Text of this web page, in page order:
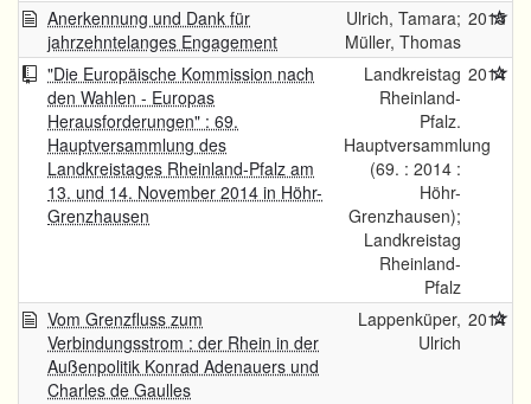
Anerkennung und Dank für
jahrzehntelanges Engagement
Ulrich, Tamara;
Müller, Thomas
2015
"Die Europäische Kommission nach
den Wahlen - Europas
Herausforderungen" : 69.
Hauptversammlung des
Landkreistages Rheinland-Pfalz am
13. und 14. November 2014 in Höhr-
Grenzhausen
Landkreistag
Rheinland-
Pfalz.
Hauptversammlung
(69. : 2014 :
Höhr-
Grenzhausen);
Landkreistag
Rheinland-
Pfalz
2014
Vom Grenzfluss zum
Verbindungsstrom : der Rhein in der
Außenpolitik Konrad Adenauers und
Charles de Gaulles
Lappenküper,
Ulrich
2014